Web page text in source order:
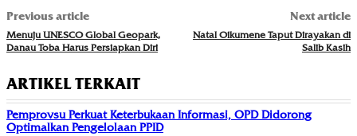
Previous article
Menuju UNESCO Global Geopark,
Danau Toba Harus Persiapkan Diri
Next article
Natal Oikumene Taput Dirayakan di
Salib Kasih
ARTIKEL TERKAIT
Pemprovsu Perkuat Keterbukaan Informasi, OPD Didorong
Optimalkan Pengelolaan PPID